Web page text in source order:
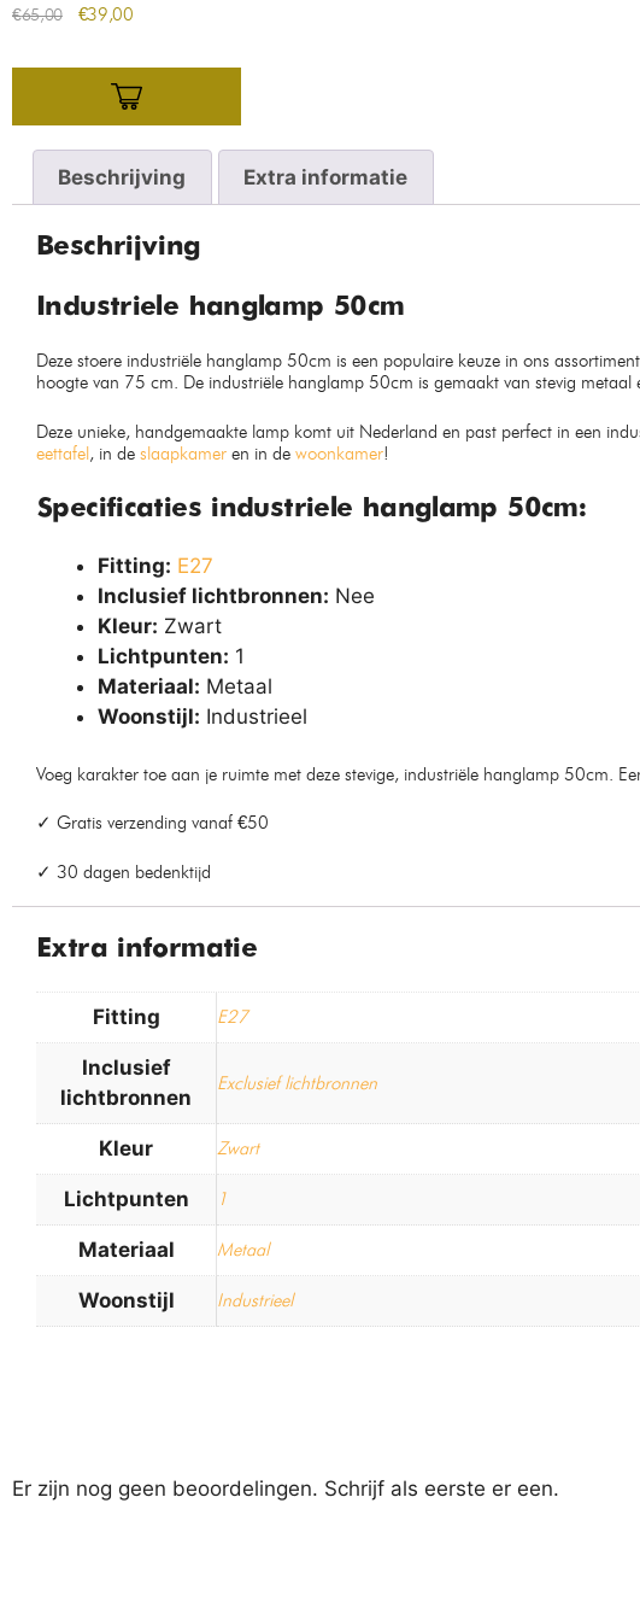
€65,00 €39,00
Beschrijving Extra informatie
Beschrijving
Industriele hanglamp 50cm
Deze stoere industriële hanglamp 50cm is een populaire keuze in ons assortiment
hoogte van 75 cm. De industriële hanglamp 50cm is gemaakt van stevig metaal
Deze unieke, handgemaakte lamp komt uit Nederland en past perfect in een
eettafel, in de slaapkamer en in de woonkamer!
Specificaties industriele hanglamp 50cm:
Fitting: E27
Inclusief lichtbronnen: Nee
Kleur: Zwart
Lichtpunten: 1
Materiaal: Metaal
Woonstijl: Industrieel
Voeg karakter toe aan je ruimte met deze stevige, industriële hanglamp 50cm.
✓ Gratis verzending vanaf €50
✓ 30 dagen bedenktijd
Extra informatie
Fitting E27
Inclusief
lichtbronnen
Exclusief lichtbronnen
Kleur Zwart
Lichtpunten 1
Materiaal Metaal
Woonstijl Industrieel
Er zijn nog geen beoordelingen. Schrijf als eerste er een.